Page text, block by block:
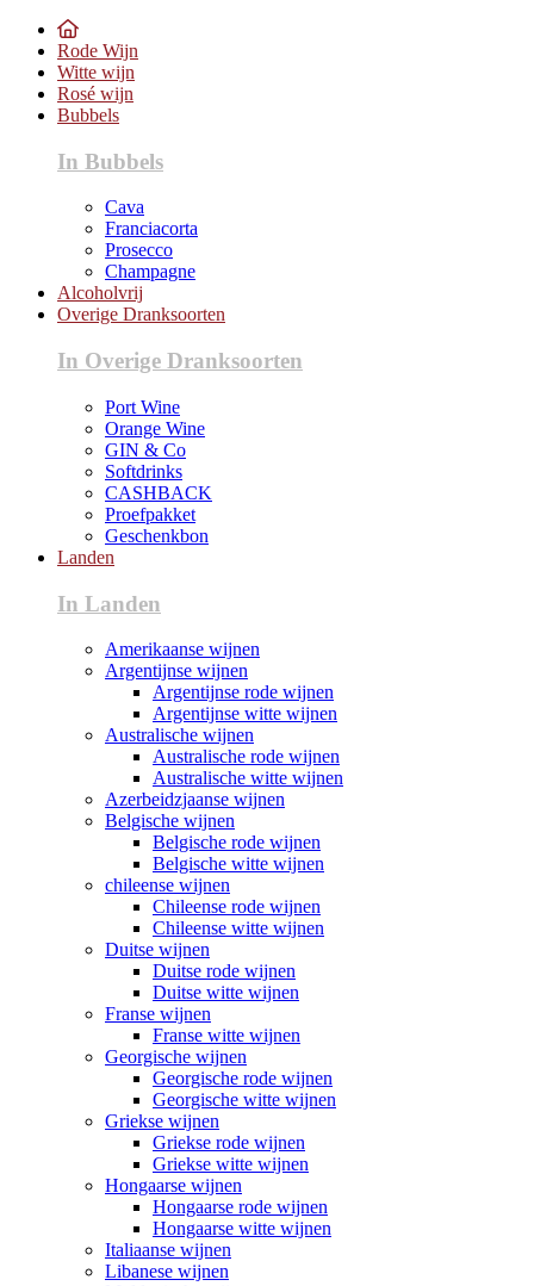
Rode Wijn
Witte wijn
Rosé wijn
Bubbels
In Bubbels
Cava
Franciacorta
Prosecco
Champagne
Alcoholvrij
Overige Dranksoorten
In Overige Dranksoorten
Port Wine
Orange Wine
GIN & Co
Softdrinks
CASHBACK
Proefpakket
Geschenkbon
Landen
In Landen
Amerikaanse wijnen
Argentijnse wijnen
Argentijnse rode wijnen
Argentijnse witte wijnen
Australische wijnen
Australische rode wijnen
Australische witte wijnen
Azerbeidzjaanse wijnen
Belgische wijnen
Belgische rode wijnen
Belgische witte wijnen
chileense wijnen
Chileense rode wijnen
Chileense witte wijnen
Duitse wijnen
Duitse rode wijnen
Duitse witte wijnen
Franse wijnen
Franse witte wijnen
Georgische wijnen
Georgische rode wijnen
Georgische witte wijnen
Griekse wijnen
Griekse rode wijnen
Griekse witte wijnen
Hongaarse wijnen
Hongaarse rode wijnen
Hongaarse witte wijnen
Italiaanse wijnen
Libanese wijnen